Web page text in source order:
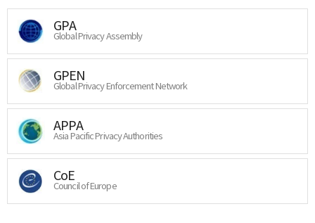
GPA
Global Privacy Assembly
GPEN
Global Privacy Enforcement Network
APPA
Asia Pacific Privacy Authorities
CoE
Council of Europe